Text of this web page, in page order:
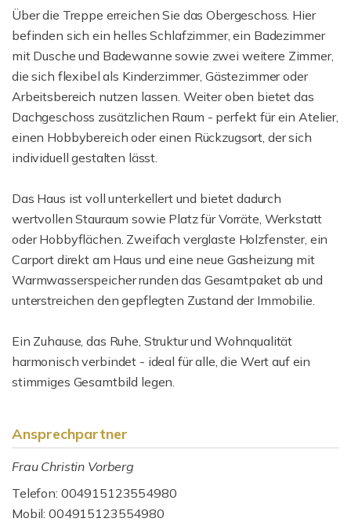
Über die Treppe erreichen Sie das Obergeschoss. Hier
befinden sich ein helles Schlafzimmer, ein Badezimmer
mit Dusche und Badewanne sowie zwei weitere Zimmer,
die sich flexibel als Kinderzimmer, Gästezimmer oder
Arbeitsbereich nutzen lassen. Weiter oben bietet das
Dachgeschoss zusätzlichen Raum - perfekt für ein Atelier,
einen Hobbybereich oder einen Rückzugsort, der sich
individuell gestalten lässt.
Das Haus ist voll unterkellert und bietet dadurch
wertvollen Stauraum sowie Platz für Vorräte, Werkstatt
oder Hobbyflächen. Zweifach verglaste Holzfenster, ein
Carport direkt am Haus und eine neue Gasheizung mit
Warmwasserspeicher runden das Gesamtpaket ab und
unterstreichen den gepflegten Zustand der Immobilie.
Ein Zuhause, das Ruhe, Struktur und Wohnqualität
harmonisch verbindet - ideal für alle, die Wert auf ein
stimmiges Gesamtbild legen.
Ansprechpartner
Frau Christin Vorberg
Telefon: 004915123554980
Mobil: 004915123554980